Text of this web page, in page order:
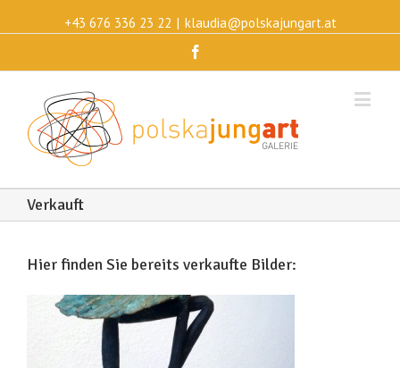
+43 676 336 23 22 | klaudia@polskajungart.at
Verkauft
Hier finden Sie bereits verkaufte Bilder: